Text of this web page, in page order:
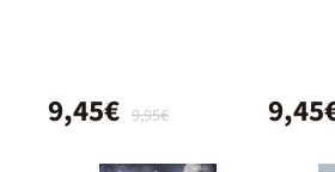
9,95€
9,45€